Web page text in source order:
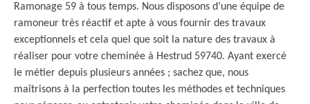
Ramonage 59 à tous temps. Nous disposons d’une équipe de
ramoneur très réactif et apte à vous fournir des travaux
exceptionnels et cela quel que soit la nature des travaux à
réaliser pour votre cheminée à Hestrud 59740. Ayant exercé
le métier depuis plusieurs années ; sachez que, nous
maîtrisons à la perfection toutes les méthodes et techniques